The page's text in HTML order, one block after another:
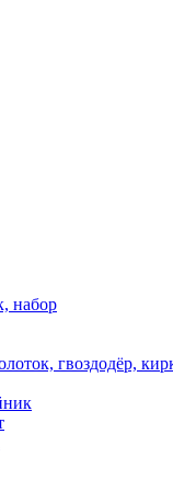
набор
гвоздодёр,